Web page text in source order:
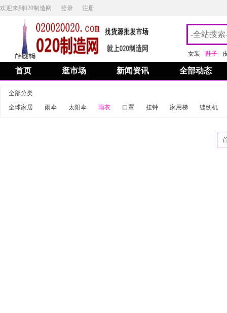
欢迎来到020制造网 登录 注册
女装 鞋子
首页 逛市场 新闻资讯 全部动态
全部分类
全球家居
雨伞 太阳伞 雨衣 口罩 挂钟 家用梯 缝纫机